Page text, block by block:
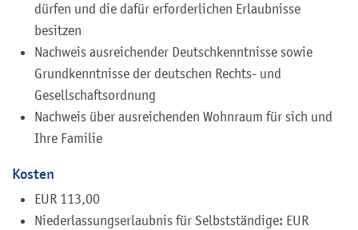
dürfen und die dafür erforderlichen Erlaubnisse
besitzen
Nachweis ausreichender Deutschkenntnisse sowie
Grundkenntnisse der deutschen Rechts- und
Gesellschaftsordnung
Nachweis über ausreichenden Wohnraum für sich und
Ihre Familie
Kosten
EUR 113,00
Niederlassungserlaubnis für Selbstständige: EUR